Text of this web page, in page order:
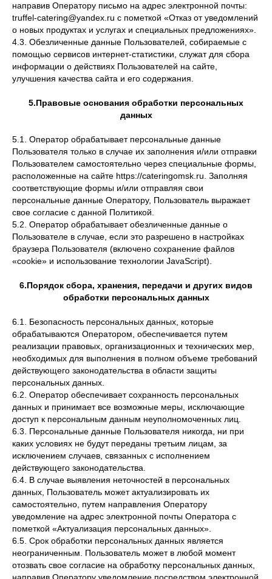
направив Оператору письмо на адрес электронной почты:
truffel-catering@yandex.ru с пометкой «Отказ от уведомлений
о новых продуктах и услугах и специальных предложениях».
4.3. Обезличенные данные Пользователей, собираемые с
помощью сервисов интернет-статистики, служат для сбора
информации о действиях Пользователей на сайте,
улучшения качества сайта и его содержания.
5.Правовые основания обработки персональных
данных
5.1. Оператор обрабатывает персональные данные
Пользователя только в случае их заполнения и/или отправки
Пользователем самостоятельно через специальные формы,
расположенные на сайте https://cateringomsk.ru. Заполняя
соответствующие формы и/или отправляя свои
персональные данные Оператору, Пользователь выражает
свое согласие с данной Политикой.
5.2. Оператор обрабатывает обезличенные данные о
Пользователе в случае, если это разрешено в настройках
браузера Пользователя (включено сохранение файлов
«cookie» и использование технологии JavaScript).
6.Порядок сбора, хранения, передачи и других видов
обработки персональных данных
6.1. Безопасность персональных данных, которые
обрабатываются Оператором, обеспечивается путем
реализации правовых, организационных и технических мер,
необходимых для выполнения в полном объеме требований
действующего законодательства в области защиты
персональных данных.
6.2. Оператор обеспечивает сохранность персональных
данных и принимает все возможные меры, исключающие
доступ к персональным данным неуполномоченных лиц.
6.3. Персональные данные Пользователя никогда, ни при
каких условиях не будут переданы третьим лицам, за
исключением случаев, связанных с исполнением
действующего законодательства.
6.4. В случае выявления неточностей в персональных
данных, Пользователь может актуализировать их
самостоятельно, путем направления Оператору
уведомление на адрес электронной почты Оператора с
пометкой «Актуализация персональных данных».
6.5. Срок обработки персональных данных является
неограниченным. Пользователь может в любой момент
отозвать свое согласие на обработку персональных данных,